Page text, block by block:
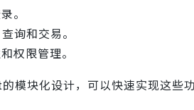
。
询和交易。
权限管理。
模块化设计，可以快速实现这些